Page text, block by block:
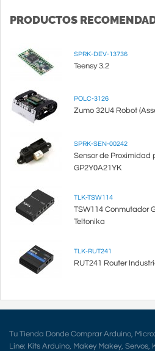
PRODUCTOS
SPRK-DEV-13736
Teensy 3.2
POLC-3126
Zumo 32U4 Robot
SPRK-SEN-00242
Sensor de Proximidad
GP2Y0A21YK
TLK-TSW114
TSW114 Conmutador
Teltonika
TLK-RUT241
RUT241 Router
Tu Tienda Donde Comprar Arduino,
Line: Kits Arduino, Makey Makey,